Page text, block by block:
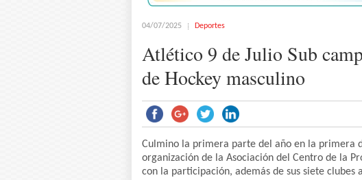
04/07/2025 Deportes
Atlético 9 de Julio Sub
de Hockey masculino
Culmino la primera parte del año en la primera
organización de la Asociación del Centro de la
con la participación, además de sus siete clubes